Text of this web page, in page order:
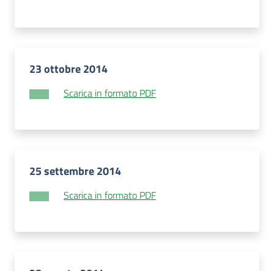
23 ottobre 2014
Scarica in formato PDF
25 settembre 2014
Scarica in formato PDF